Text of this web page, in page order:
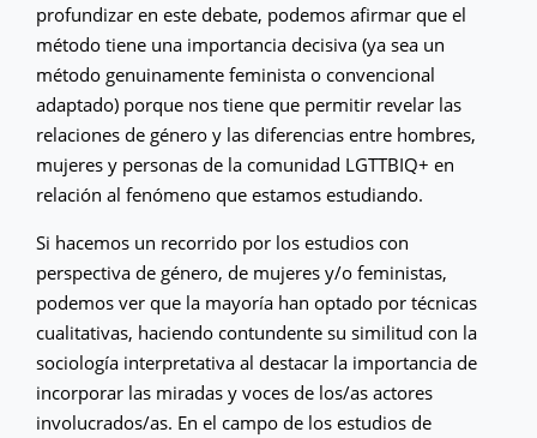
profundizar en este debate, podemos afirmar que el
método tiene una importancia decisiva (ya sea un
método genuinamente feminista o convencional
adaptado) porque nos tiene que permitir revelar las
relaciones de género y las diferencias entre hombres,
mujeres y personas de la comunidad LGTTBIQ+ en
relación al fenómeno que estamos estudiando.
Si hacemos un recorrido por los estudios con
perspectiva de género, de mujeres y/o feministas,
podemos ver que la mayoría han optado por técnicas
cualitativas, haciendo contundente su similitud con la
sociología interpretativa al destacar la importancia de
incorporar las miradas y voces de los/as actores
involucrados/as. En el campo de los estudios de